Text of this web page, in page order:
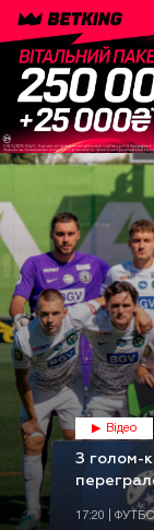
Відео
З голом-
17:20 |